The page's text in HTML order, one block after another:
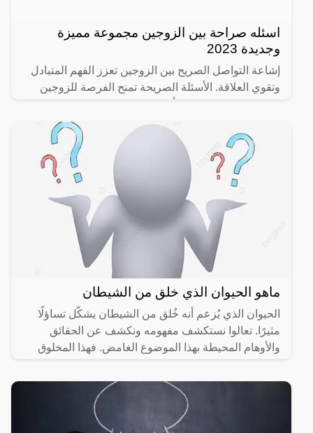
اسئله صراحة بين الزوجين مجموعة مميزة
وجديدة 2023
إشاعة التواصل الصريح بين الزوجين تعزز الفهم المتبادل
وتقوي العلاقة. الأسئلة الصريحة تمنح الفرصة للزوجين
ماهو الحيوان الذي خلق من الشيطان
الحيوان الذي يُزعم أنه خُلق من الشيطان يشكّل تساؤلًا
مثيرًا. تعالوا نستكشف مفهومه ونكشف عن الحقائق
والأوهام المحيطة بهذا الموضوع الغامض. فهذا المخلوق